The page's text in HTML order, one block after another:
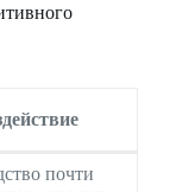
почти